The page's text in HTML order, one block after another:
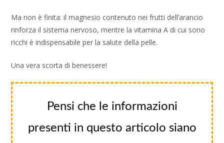
Ma non è finita: il magnesio contenuto nei frutti dell’arancio
rinforza il sistema nervoso, mentre la vitamina A di cui sono
ricchi è indispensabile per la salute della pelle.
Una vera scorta di benessere!
Pensi che le informazioni
presenti in questo articolo siano